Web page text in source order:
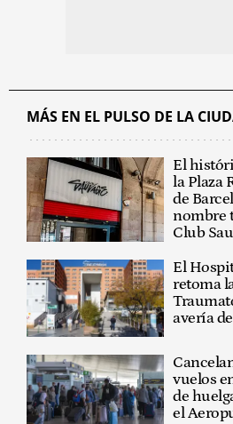
MÁS EN EL PULSO DE LA
El
la Plaza
de
nombre
Club
El
retoma
avería
vuelos
de
el